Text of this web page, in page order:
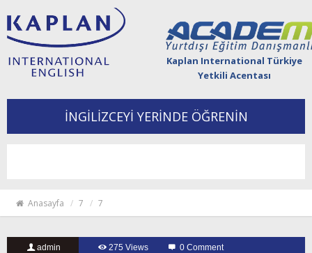
Kaplan International Türkiye
Yetkili Acentası
İNGİLİZCEYİ YERİNDE ÖĞRENİN
Anasayfa 7 7
admin 275 Views 0 Comment